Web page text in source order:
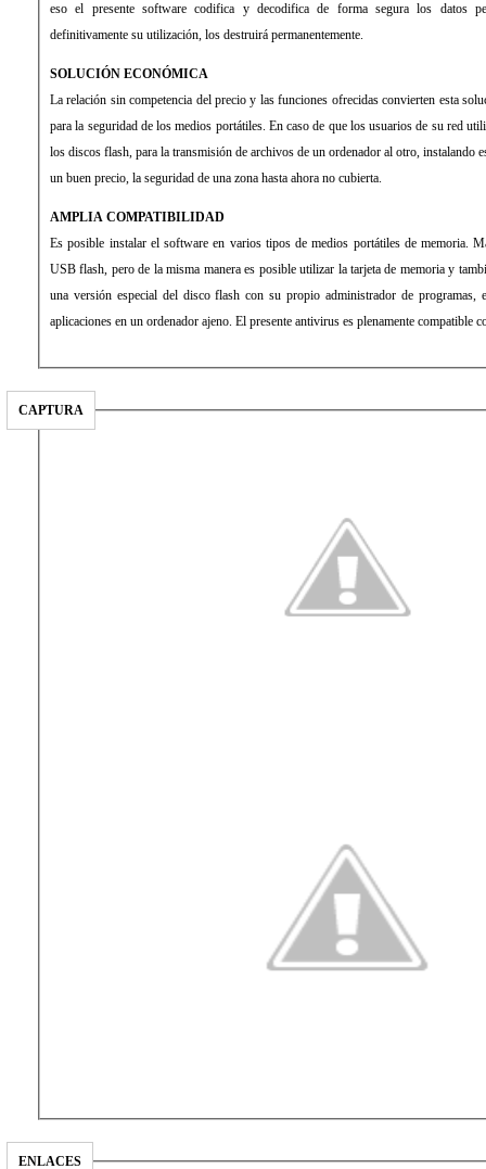
eso el presente software codifica y decodifica de forma segura los datos
definitivamente su utilización, los destruirá permanentemente.
SOLUCIÓN ECONÓMICA
La relación sin competencia del precio y las funciones ofrecidas convierten esta
para la seguridad de los medios portátiles. En caso de que los usuarios de su red
los discos flash, para la transmisión de archivos de un ordenador al otro, instalando
un buen precio, la seguridad de una zona hasta ahora no cubierta.
AMPLIA COMPATIBILIDAD
Es posible instalar el software en varios tipos de medios portátiles de memoria.
USB flash, pero de la misma manera es posible utilizar la tarjeta de memoria y
una versión especial del disco flash con su propio administrador de programas,
aplicaciones en un ordenador ajeno. El presente antivirus es plenamente compatible
CAPTURA
ENLACES